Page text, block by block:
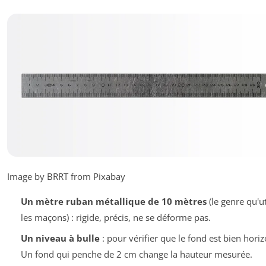
Image by BRRT from Pixabay
Un mètre ruban métallique de 10 mètres(le genre
les maçons) : rigide, précis, ne se déforme pas.
Un niveau à bulle: pour vérifier que le fond est bien
Un fond qui penche de 2 cm change la hauteur mesurée.